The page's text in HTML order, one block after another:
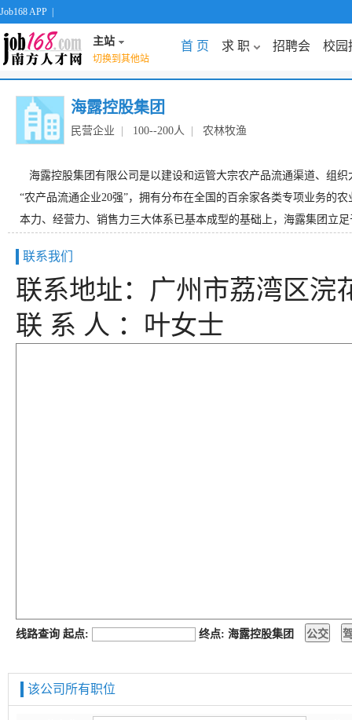
Job168 APP
主站
切换到其他站
首 页 求 职 招聘会 校园
海露控股集团
民营企业 100--200人 农林牧渔
海露控股集团有限公司是以建设和运管大宗农产品流通渠道、组
“农产品流通企业20强”，拥有分布在全国的百余家各类专项业务的
本力、经营力、销售力三大体系已基本成型的基础上，海露集团立
联系我们
联系地址：广州市荔湾区浣
联 系 人 ：叶女士
线路查询 起点: 终点: 海露控股集团
该公司所有职位